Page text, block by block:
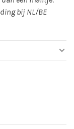
bij NL/BE